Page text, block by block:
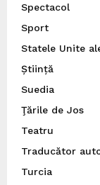
Spectacol
Sport
Statele Unite
Știință
Suedia
Ţările de Jos
Teatru
Traducător
Turcia